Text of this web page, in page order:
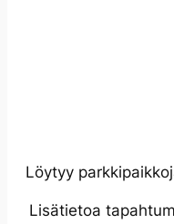
Löytyy
Lisätietoa